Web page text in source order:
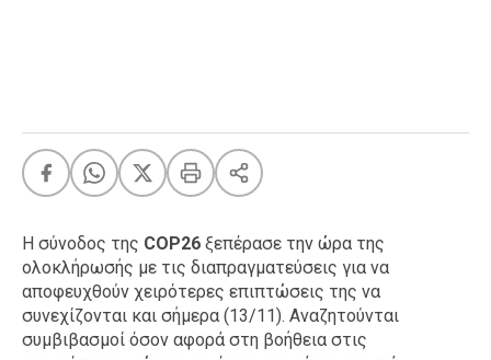
A-List LGBTQI+
Xmas
LIFE
Food
Body+Mind
Η σύνοδος της COP26 ξεπέρασε την ώρα της
ολοκλήρωσής με τις διαπραγματεύσεις για να
αποφευχθούν χειρότερες επιπτώσεις της να
συνεχίζονται και σήμερα (13/11). Αναζητούνται
συμβιβασμοί όσον αφορά στη βοήθεια στις